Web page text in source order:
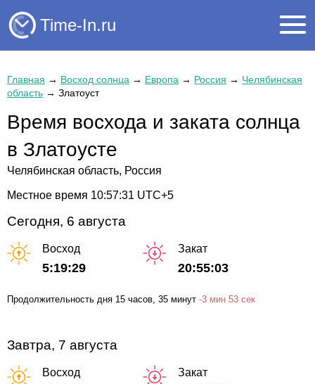
Time-In.ru
Главная → Восход солнца → Европа → Россия → Челябинская
область → Златоуст
Время восхода и заката солнца
в Златоусте
Челябинская область, Россия
Местное время 10:57:31 UTC+5
Сегодня, 6 августа
Восход
5:19:29
Закат
20:55:03
Продолжительность дня 15 часов , 35 минут -3 мин 53 сек
Завтра, 7 августа
Восход Закат